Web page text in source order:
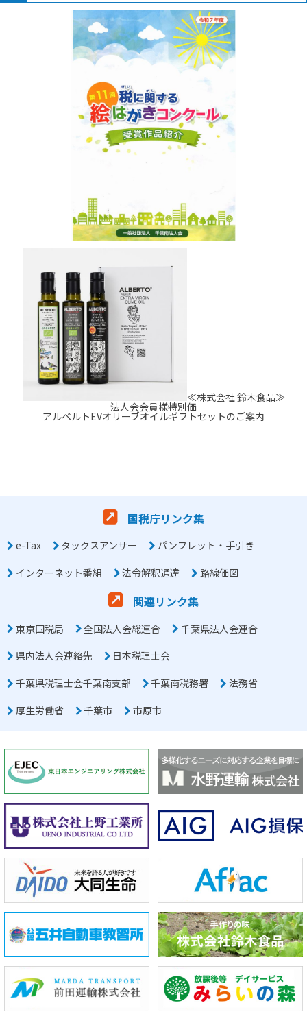
≪株式会社 鈴木食品≫
法人会会員様特別価
アルベルトEVオリーブオイルギフトセットのご案内
国税庁リンク集
e-Tax タックスアンサー
パンフレット・手引き
インターネット番組
法令解釈通達 路線価図
関連リンク集
東京国税局 全国法人会総連合
千葉県法人会連合
県内法人会連絡先
日本税理士会
千葉県税理士会千葉南支部
千葉南税務署
法務省
厚生労働省
千葉市 市原市